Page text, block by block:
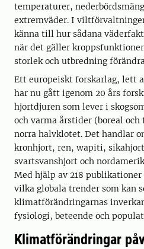
temperaturer,
extremväder. I
känna till hur sådana
när det gäller
storlek och utbredning
Ett europeiskt forskarlag, lett
har nu gått igenom 20 års
hjortdjuren som lever i
och varma årstider (boreal och
norra halvklotet. Det handlar
kronhjort, ren, wapiti,
svartsvanshjort och
Med hjälp av 218
vilka globala trender som kan
klimatförändringarnas
fysiologi, beteende och
Klimatförändringar